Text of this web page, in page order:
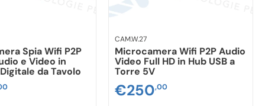
Spia Wifi P2P
e Video in
da Tavolo
CAM.W.27
Microcamera Wifi P2P Audio
Video Full HD in Hub USB a
Torre 5V
€250,00